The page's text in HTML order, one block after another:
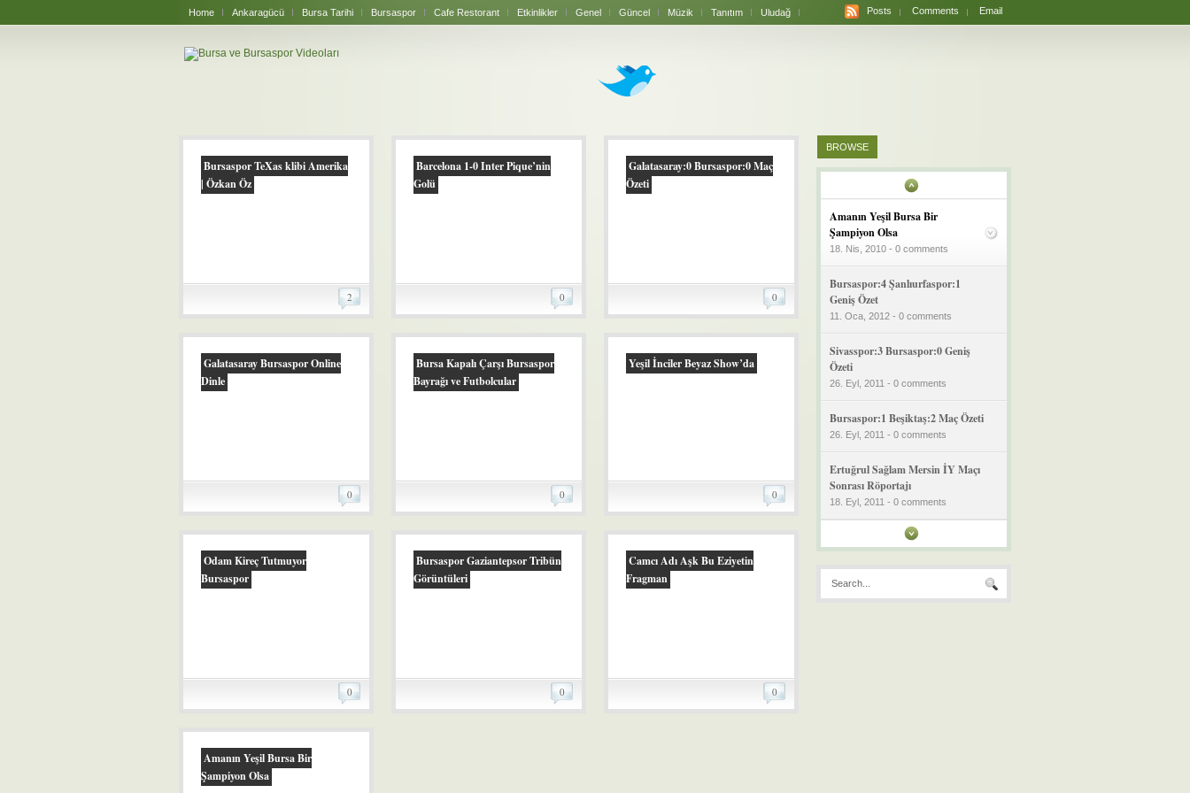
Home Ankaragücü Bursa Tarihi Bursaspor Cafe Restorant Etkinlikler Genel Güncel Müzik Tanıtım Uludağ Posts Comments Email
Bursaspor TeXas klibi Amerika
| Özkan Öz
2
Barcelona 1-0 Inter Pique’nin
Golü
0
Galatasaray:0 Bursaspor:0 Maç
Özeti
0
Galatasaray Bursaspor Online
Dinle
0
Bursa Kapalı Çarşı Bursaspor
Bayrağı ve Futbolcular
0
Yeşil İnciler Beyaz Show’da
0
Odam Kireç Tutmuyor
Bursaspor
0
Bursaspor Gaziantepsor Tribün
Görüntüleri
0
Camcı Adı Aşk Bu Eziyetin
Fragman
0
Amanın Yeşil Bursa Bir
Şampiyon Olsa
BROWSE
Amanın Yeşil Bursa Bir
Şampiyon Olsa
18. Nis, 2010 - 0 comments
Bursaspor:4 Şanlıurfaspor:1
Geniş Özet
11. Oca, 2012 - 0 comments
Sivasspor:3 Bursaspor:0 Geniş
Özeti
26. Eyl, 2011 - 0 comments
Bursaspor:1 Beşiktaş:2 Maç Özeti
26. Eyl, 2011 - 0 comments
Ertuğrul Sağlam Mersin İY Maçı
Sonrası Röportajı
18. Eyl, 2011 - 0 comments
Mersin İY:1 Bursaspor:3 Geniş
18. Eyl, 2011 - 0 comments